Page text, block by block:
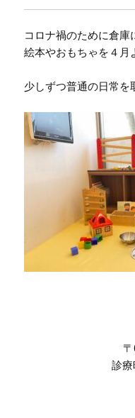
コロナ禍のために倉
絵本やおもちゃを４月
少しずつ普通の日常を
診